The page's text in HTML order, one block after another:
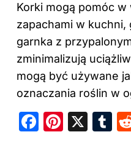
Korki mogą pomóc
zapachami w kuchni,
garnka z
zminimalizują
mogą być używane
oznaczania roślin w
F
Pi X
T